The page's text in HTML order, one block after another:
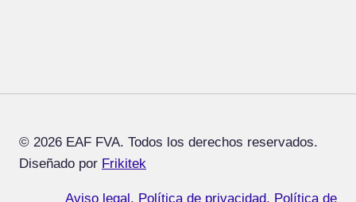
© 2026 EAF FVA. Todos los derechos reservados.
Diseñado por Frikitek
Aviso legal, Política de privacidad, Política de